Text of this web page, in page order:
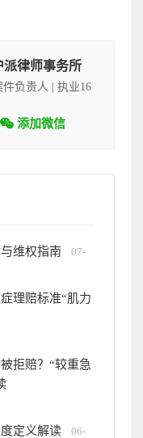
派律师事务所
负责人 | 执业16
添加微信
维权指南
07-
理赔标准“肌力
拒赔？“较重急
定义解读
06-